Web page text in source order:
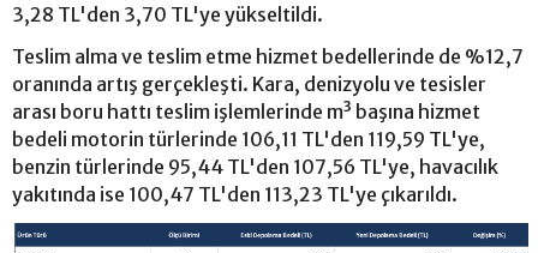
3,28 TL'den 3,70 TL'ye yükseltildi.
Teslim alma ve teslim etme hizmet bedellerinde de %12,7
oranında artış gerçekleşti. Kara, denizyolu ve tesisler
arası boru hattı teslim işlemlerinde m³ başına hizmet
bedeli motorin türlerinde 106,11 TL'den 119,59 TL'ye,
benzin türlerinde 95,44 TL'den 107,56 TL'ye, havacılık
yakıtında ise 100,47 TL'den 113,23 TL'ye çıkarıldı.